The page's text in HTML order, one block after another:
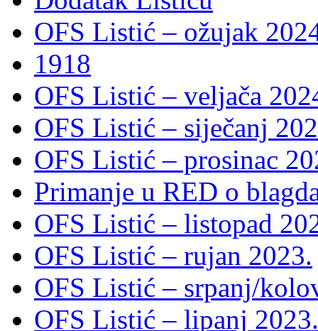
OFS Listić – ožujak
1918
OFS Listić – veljača
OFS Listić – siječanj
OFS Listić – prosinac
Primanje u RED o
OFS Listić – listopad
OFS Listić – rujan 2023.
OFS Listić – srpanj/
OFS Listić – lipanj 2023.